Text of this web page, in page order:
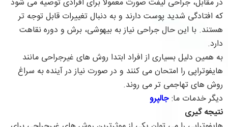
که افتادگی شدید پوست دارند و به دنبال تغییرات قابل توجه تر
هستند. با این حال جراحی نیاز به بیهوشی، برش و دوره نقاهت
دارد.
به همین دلیل بسیاری از افراد ابتدا روش های غیرجراحی مانند
هایفوتراپی را امتحان می کنند و در صورت نیاز در آینده به سراغ
روش های تهاجمی تر می روند.
دیگر خدمات ما:جالپرو
نتیجه گیری